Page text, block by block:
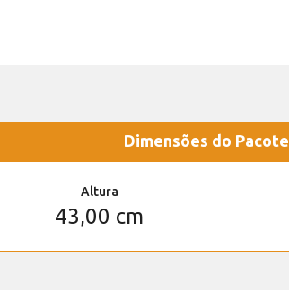
Dimensões do Pacote
Altura
43,00 cm